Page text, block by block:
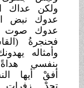
كهوله
يخفق شاهرا
تنكرُ عزفَه
أنت نحرتها
الرعبَ في الدجى
ثباتهم
بالقتل ساعةً
ناراً عتيةً